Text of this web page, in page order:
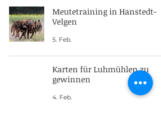
Meutetraining in Hanstedt-
Velgen
5. Feb.
Karten für Luhmühlen zu
gewinnen
4. Feb.